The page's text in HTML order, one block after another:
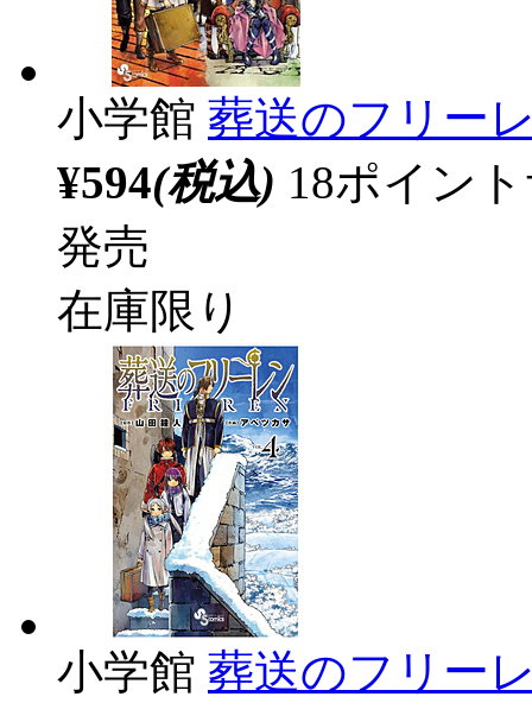
小学館 葬送のフリー
¥594(税込) 18ポイン
発売
在庫限り
小学館 葬送のフリー